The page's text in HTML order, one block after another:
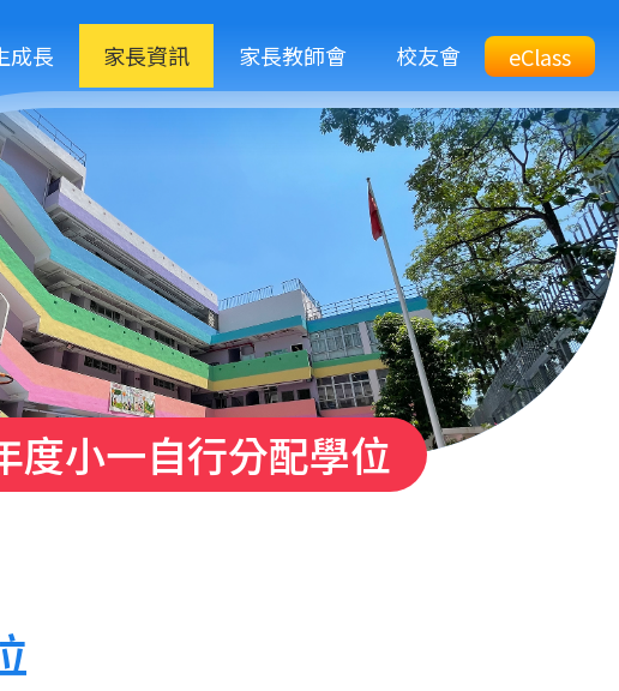
成長 家長資訊 家長教師會 校友會
Top
eClass
Btn
eClass
度小一自行分配學位